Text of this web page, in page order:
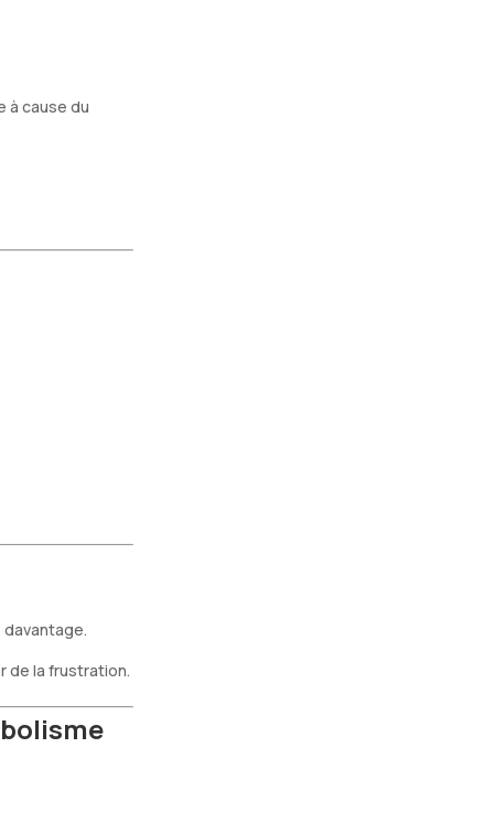
à cause du
de la frustration.